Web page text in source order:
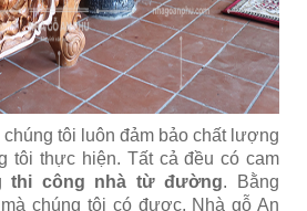
chúng tôi luôn đảm bảo chất lượng
tôi thực hiện. Tất cả đều có cam
thi công nhà từ đường. Bằng
chúng tôi có được, Nhà gỗ An